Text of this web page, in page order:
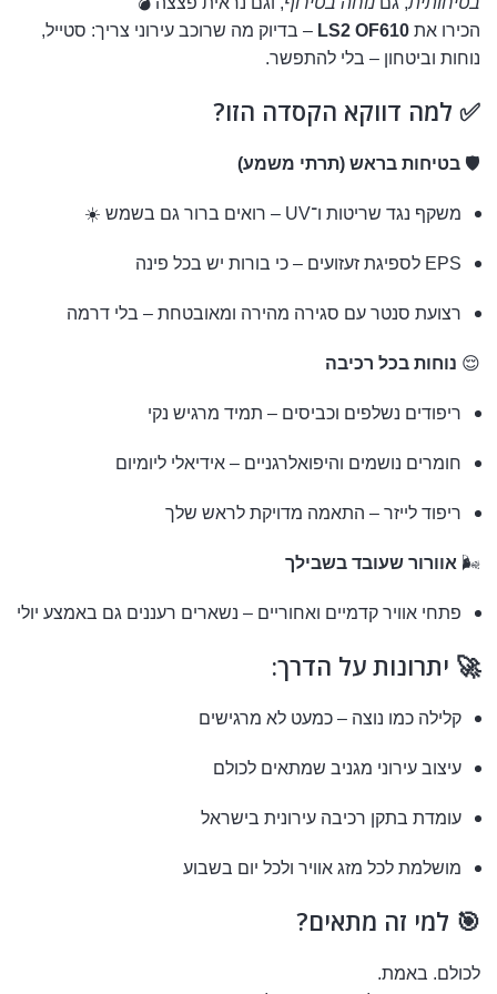
הכירו את LS2 OF610 – בדיוק מה שרוכב עירוני צריך: סטייל,
נוחות וביטחון – בלי להתפשר.
✅ למה דווקא הקסדה הזו?
🛡️ בטיחות בראש (תרתי משמע)
משקף נגד שריטות ו־UV – רואים ברור גם בשמש ☀️
EPS לספיגת זעזועים – כי בורות יש בכל פינה
רצועת סנטר עם סגירה מהירה ומאובטחת – בלי דרמה
😌 נוחות בכל רכיבה
ריפודים נשלפים וכביסים – תמיד מרגיש נקי
חומרים נושמים והיפואלרגניים – אידיאלי ליומיום
ריפוד לייזר – התאמה מדויקת לראש שלך
🌬️ אוורור שעובד בשבילך
פתחי אוויר קדמיים ואחוריים – נשארים רעננים גם באמצע יולי
🚀 יתרונות על הדרך:
קלילה כמו נוצה – כמעט לא מרגישים
עיצוב עירוני מגניב שמתאים לכולם
עומדת בתקן רכיבה עירונית בישראל
מושלמת לכל מזג אוויר ולכל יום בשבוע
🎯 למי זה מתאים?
לכולם. באמת.